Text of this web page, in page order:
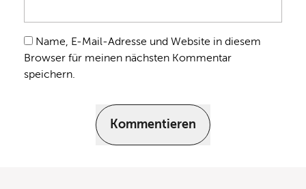
Name, E-Mail-Adresse und Website in diesem
Browser für meinen nächsten Kommentar
speichern.
Kommentieren